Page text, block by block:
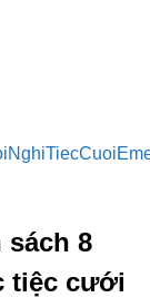
sách 8
tiệc cưới